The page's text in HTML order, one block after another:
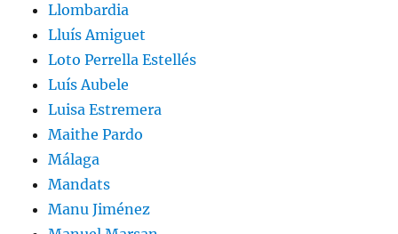
Llombardia
Lluís Amiguet
Loto Perrella Estellés
Luís Aubele
Luisa Estremera
Maithe Pardo
Málaga
Mandats
Manu Jiménez